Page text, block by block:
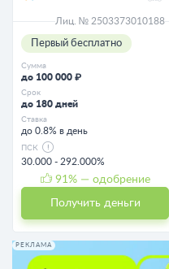
Лиц. № 2503373010188
Первый бесплатно
Сумма
до 100 000 ₽
Срок
до 180 дней
Ставка
до 0.8% в день
ПСК
30.000 - 292.000%
91 % — одобрение
Получить деньги
РЕКЛАМА